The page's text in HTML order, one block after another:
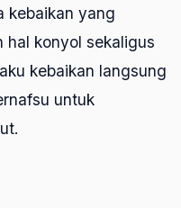
kebaikan yang
konyol sekaligus
kebaikan langsung
untuk